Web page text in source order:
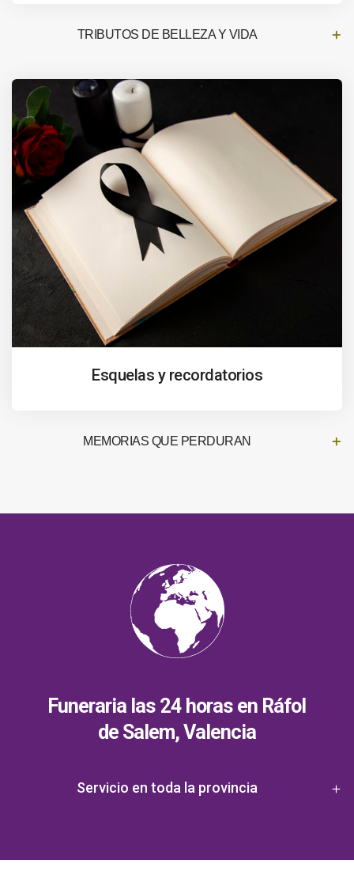
TRIBUTOS DE BELLEZA Y VIDA
Esquelas y recordatorios
MEMORIAS QUE PERDURAN
Funeraria las 24 horas en Ráfol
de Salem, Valencia
Servicio en toda la provincia